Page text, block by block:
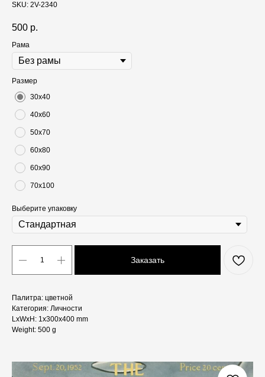
SKU: 2V-2340
500 р.
Рама
Размер
30х40
40х60
50х70
60х80
60х90
70х100
Выберите упаковку
Заказать
Палитра: цветной
Категория: Личности
LxWxH: 1x300x400 mm
Weight: 500 g